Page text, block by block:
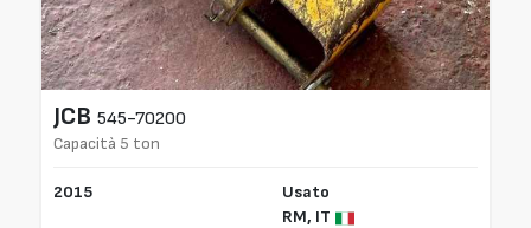
JCB 545-70200
Capacità 5 ton
2015
Usato
RM, IT